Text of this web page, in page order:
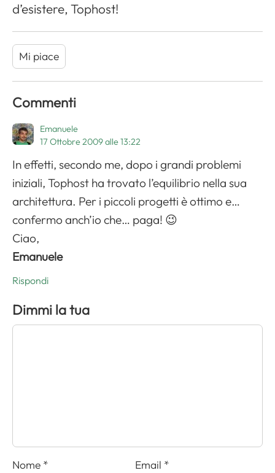
d’esistere, Tophost!
Mi piace
Commenti
Emanuele
17 Ottobre 2009 alle 13:22
In effetti, secondo me, dopo i grandi problemi
iniziali, Tophost ha trovato l’equilibrio nella sua
architettura. Per i piccoli progetti è ottimo e…
confermo anch’io che… paga! 😉
Ciao,
Emanuele
Rispondi
Dimmi la tua
Nome * Email *